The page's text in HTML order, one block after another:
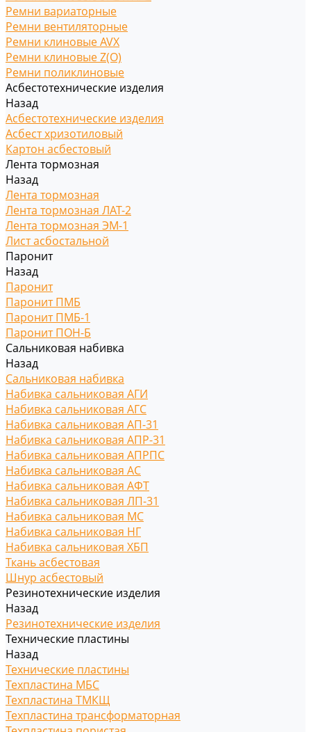
Ремни вариаторные
Ремни вентиляторные
Ремни клиновые AVX
Ремни клиновые Z(O)
Ремни поликлиновые
Асбестотехнические изделия
Назад
Асбестотехнические изделия
Асбест хризотиловый
Картон асбестовый
Лента тормозная
Назад
Лента тормозная
Лента тормозная ЛАТ-2
Лента тормозная ЭМ-1
Лист асбостальной
Паронит
Назад
Паронит
Паронит ПМБ
Паронит ПМБ-1
Паронит ПОН-Б
Сальниковая набивка
Назад
Сальниковая набивка
Набивка сальниковая АГИ
Набивка сальниковая АГС
Набивка сальниковая АП-31
Набивка сальниковая АПР-31
Набивка сальниковая АПРПС
Набивка сальниковая АС
Набивка сальниковая АФТ
Набивка сальниковая ЛП-31
Набивка сальниковая МС
Набивка сальниковая НГ
Набивка сальниковая ХБП
Ткань асбестовая
Шнур асбестовый
Резинотехнические изделия
Назад
Резинотехнические изделия
Технические пластины
Назад
Технические пластины
Техпластина МБС
Техпластина ТМКЩ
Техпластина трансформаторная